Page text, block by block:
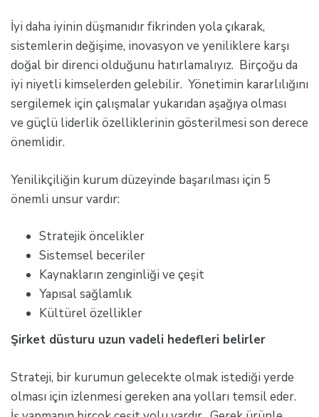
İyi daha iyinin düşmanıdır fikrinden yola çıkarak,
sistemlerin değişime, inovasyon ve yeniliklere karşı
doğal bir direnci olduğunu hatırlamalıyız. Birçoğu da
iyi niyetli kimselerden gelebilir. Yönetimin kararlılığını
sergilemek için çalışmalar yukarıdan aşağıya olması
ve güçlü liderlik özelliklerinin gösterilmesi son derece
önemlidir.
Yenilikçiliğin kurum düzeyinde başarılması için 5
önemli unsur vardır:
Stratejik öncelikler
Sistemsel beceriler
Kaynakların zenginliği ve çeşit
Yapısal sağlamlık
Kültürel özellikler
Şirket düsturu uzun vadeli hedefleri belirler
Strateji, bir kurumun gelecekte olmak istediği yerde
olması için izlenmesi gereken ana yolları temsil eder.